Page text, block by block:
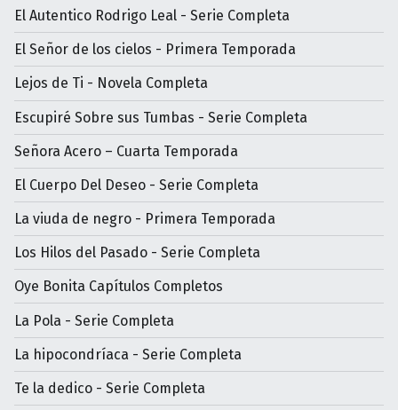
El Autentico Rodrigo Leal - Serie Completa
El Señor de los cielos - Primera Temporada
Lejos de Ti - Novela Completa
Escupiré Sobre sus Tumbas - Serie Completa
Señora Acero – Cuarta Temporada
El Cuerpo Del Deseo - Serie Completa
La viuda de negro - Primera Temporada
Los Hilos del Pasado - Serie Completa
Oye Bonita Capítulos Completos
La Pola - Serie Completa
La hipocondríaca - Serie Completa
Te la dedico - Serie Completa